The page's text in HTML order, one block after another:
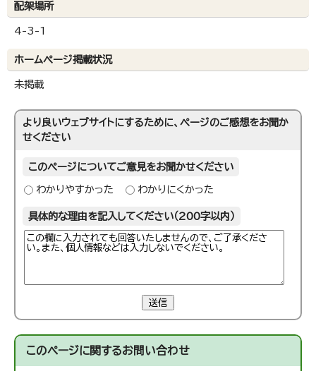
配架場所
4-3-1
ホームページ掲載状況
未掲載
より良いウェブサイトにするために、ページのご感想をお聞か
せください
このページについてご意見をお聞かせください
わかりやすかった わかりにくかった
具体的な理由を記入してください（200字以内）
送信
このページに関するお問い合わせ